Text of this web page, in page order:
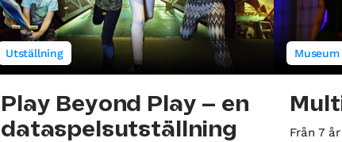
Utställning
Play Beyond Play – en
dataspelsutställning
Museum
Från 7 år